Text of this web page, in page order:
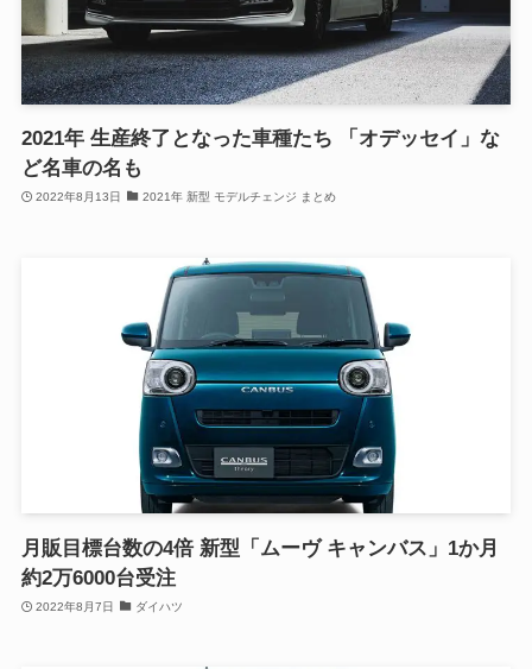
2021年 生産終了となった車種たち 「オデッセイ」な
ど名車の名も
2022年8月13日 2021年 新型 モデルチェンジ まとめ
月販目標台数の4倍 新型「ムーヴ キャンバス」1か月
約2万6000台受注
2022年8月7日 ダイハツ